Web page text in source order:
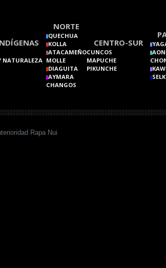
NATURALEZA
NORTE
QUECHUA
KOLLA
ATACAMEÑO
MOLLE
DIAGUITA
AYMARA
CHANGOS
CENTRO-SUR
CUNCOS
MAPUCHE
PIKUNCHE
Rapa Nui